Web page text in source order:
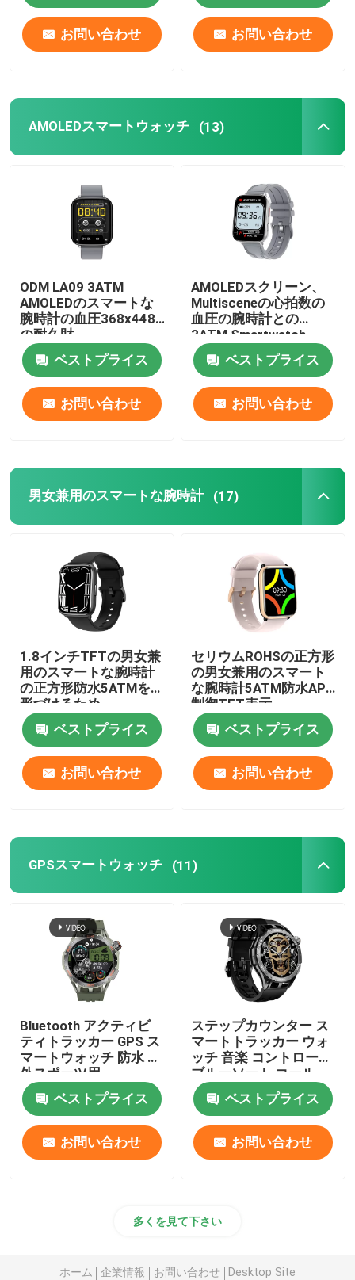
お問い合わせ お問い合わせ
AMOLEDスマートウォッチ (13)
ODM LA09 3ATM
AMOLEDのスマートな
腕時計の血圧368x448
の耐久財
ベストプライス
お問い合わせ
AMOLEDスクリーン、
Multisceneの心拍数の
血圧の腕時計との
3ATM Smartwatch
ベストプライス
お問い合わせ
男女兼用のスマートな腕時計 (17)
1.8インチTFTの男女兼
用のスマートな腕時計
の正方形防水5ATMを
形づけるため
ベストプライス
お問い合わせ
セリウムROHSの正方形
の男女兼用のスマート
な腕時計5ATM防水APP
制御TFT表示
ベストプライス
お問い合わせ
GPSスマートウォッチ (11)
Bluetooth アクティビ
ティトラッカー GPS ス
マートウォッチ 防水 屋
外スポーツ用
ベストプライス
お問い合わせ
ステップカウンター ス
マートトラッカー ウォ
ッチ 音楽 コントロール
ブルーソート コール
ベストプライス
お問い合わせ
多くを見て下さい
ホーム 企業情報 お問い合わせ Desktop Site